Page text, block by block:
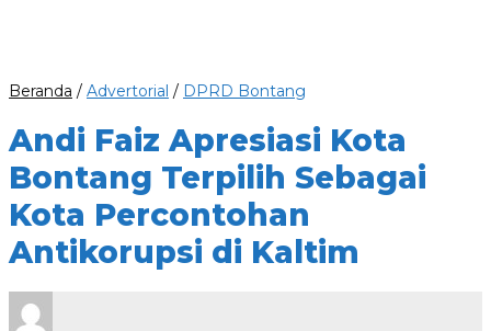
Beranda / Advertorial / DPRD Bontang
Andi Faiz Apresiasi Kota
Bontang Terpilih Sebagai
Kota Percontohan
Antikorupsi di Kaltim